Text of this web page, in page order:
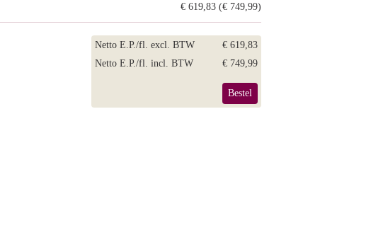
€ 619,83 (€ 749,99)
Netto E.P./fl. excl. BTW
€ 619,83
Netto E.P./fl. incl. BTW
€ 749,99
Bestel